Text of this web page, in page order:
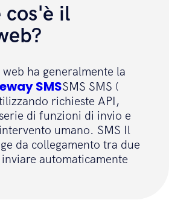
cos'è il
ha generalmente la
SMSSMS SMS (
richieste API,
di funzioni di invio e
umano. SMS Il
da collegamento tra due
automaticamente